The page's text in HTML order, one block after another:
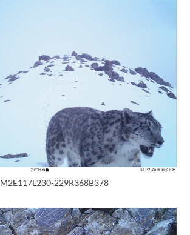
M2E117L230-229R368B378